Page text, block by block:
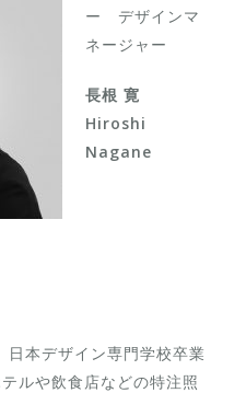
ー デザインマ
ネージャー
長根 寛
Hiroshi
Nagane
本デザイン専門学校卒業
ルや飲食店などの特注照